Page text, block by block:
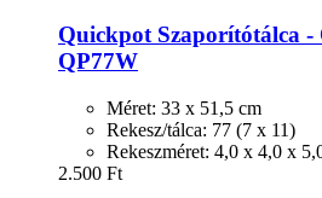
QuickpotSzaporítótálca
QP77W
Méret: 33 x 51,5 cm
Rekesz/tálca: 77 (7 x 11)
Rekeszméret: 4,0 x 4,0 x
2.500 Ft